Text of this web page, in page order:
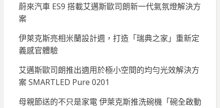
蔚來汽車 ES9 搭載艾邁斯歐司朗新一代氣氛燈解決方
案
伊萊克斯亮相米蘭設計週，打造「瑞典之家」重新定
義感官體驗
艾邁斯歐司朗推出適用於極小空間的均勻光效解決方
案 SMARTLED Pure 0201
母親節送的不只是家電 伊萊克斯推洗碗機「碗全啟動